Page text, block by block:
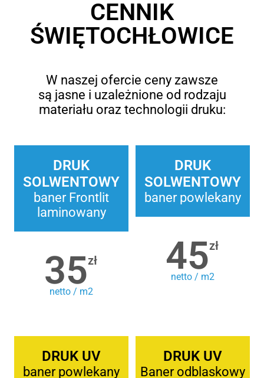
CENNIK
ŚWIĘTOCHŁOWICE
W naszej ofercie ceny zawsze
są jasne i uzależnione od rodzaju
materiału oraz technologii druku:
DRUK
SOLWENTOWY
baner Frontlit
laminowany
35zł
netto / m2
DRUK
SOLWENTOWY
baner powlekany
45zł
netto / m2
DRUK UV
baner powlekany
DRUK UV
Baner odblaskowy